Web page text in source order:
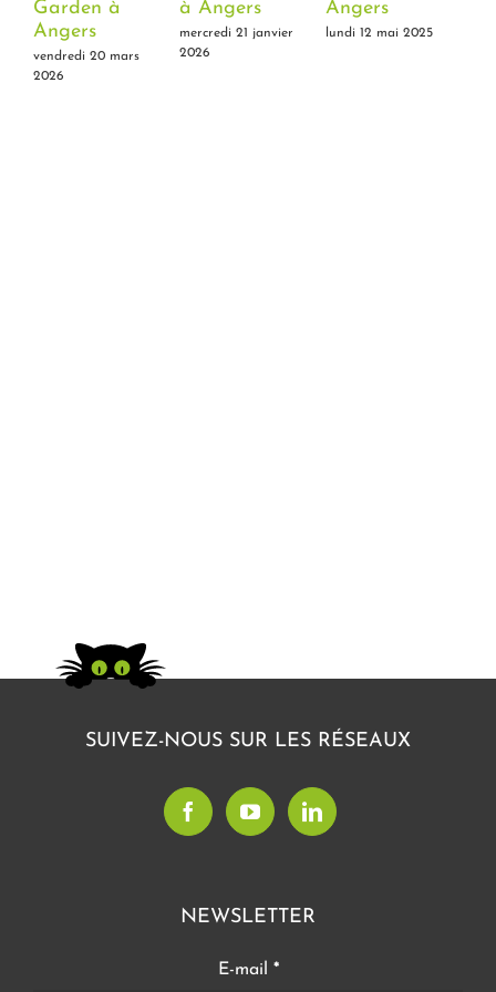
Garden à
Angers
vendredi 20 mars
2026
à Angers
mercredi 21 janvier
2026
Angers
lundi 12 mai 2025
SUIVEZ-NOUS SUR LES RÉSEAUX
NEWSLETTER
E-mail *